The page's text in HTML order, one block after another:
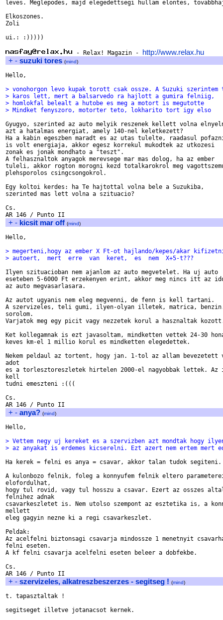
leves. Meglepodes, majd elegedettsegi hullam elontes,
Elkoszones.
Zoli
ui.: :)))))
- Relax! Magazin - http://www.relax.hu
+ - suzuki tores (mind)
Hello,
> vonohorgon levo kupak torott csak ossze. A Suzuki
> karos lett, mert a balsarvedo ra hajlott a gumira felniig,
> homlokfal belealt a hutobe es meg a motort is megutotte
> Mindket fenyszoro, motorter teto, lokharito tort igy elso
Gyugyo, szerinted az auto melyik reszenek kellett volna
azt a hatalmas energiat, amely 140-nel keletkezett?
Ha a kabin egeszben maradt es az utas tulelte, raadasul
is volt energiaja, akkor egesz korrekul mukodtek az utkozesi
zonak es jonak mondhato a "teszt".
A felhasznaltok anyagok merevsege mar mas dolog, ha az ember
tuleli, akkor rogton morogni kezd totalkarokrol meg
plehsporolos csingcsongokrol.
Egy koltoi kerdes: ha Te hajtottal volna bele a Suzukiba,
szerinted mas lett volna a szituacio?
Cs.
+ - kicsit mar off (mind)
Hello,
> megerteni,hogy az ember X Ft-ot hajlando/kepes/akar
> autoert,  mert  erre  van  keret,  es  nem  X+5-t???
Ilyen szituacioban nem ajanlom az auto megvetelet. Ha uj auto
eseteben 5-6000 Ft erzekenyen erint, akkor meg nincs itt az
az auto megvasarlasara.
Az autot ugyanis nem eleg megvenni, de fenn is kell tartani.
A szervizeles, teli gumi, ilyen-olyan illetek, matrica,
sorolom.
Varjatok meg egy picit vagy nezzetek korul a hasznaltak
Ket kollegamnak is ezt javasoltam, mindketten vettek 24-30
keves km-el 1 millio korul es mindketten elegedettek.
Nekem peldaul az tortent, hogy jan. 1-tol az allam
adot
es a torlesztoreszletek hirtelen 2000-el nagyobbak lettek. Az
kell
tudni emeszteni :(((
Cs.
+ - anya? (mind)
Hello,
> Vettem negy uj kereket es a szervizben azt mondtak hogy
> az anyakat is erdemes kicserelni. Ezt azert nem ertem mert
Ha kerek = felni es anya = csavar, akkor talan tudok segiteni.
A kulonbozo felnik, foleg a konnyufem felnik eltero
elofordulhat,
hogy tul rovid, vagy tul hosszu a csavar. Ezert az osszes
felnihez adnak
csavarkeszletet is. Nem utolso szempont az esztetika is, a
mellett
eleg gagyin nezne ki a regi csavarkeszlet.
Peldak:
Az acelfelni biztonsagi csavarja mindossze 1 menetnyit
felni eseten.
A kf felni csavarja acelfelni eseten beleer a dobfekbe.
Cs.
+ - szervizeles, alkatreszbeszerzes - segitseg ! (mind)
t. tapasztaltak !
segitseget illetve jotanacsot kernek.